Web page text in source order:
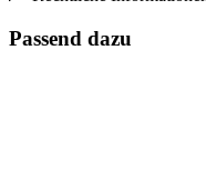
Passend dazu